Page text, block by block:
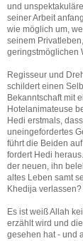
und
seiner Arbeit
wie möglich um,
seinem
geringstmöglichen
Regisseur und
schildert einen
Bekanntschaft mit
Hotelanimateuse
Hedi erstmals,
uneingefordertes
führt die Beiden
fordert Hedi
der neuen, ihn
altes Leben samt
Khedija verlassen?
Es ist weiß Allah
erzählt wird und
gesehen hat - und